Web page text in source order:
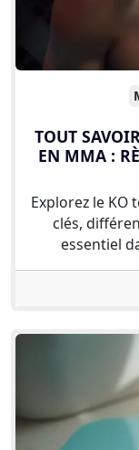
TOUT
EN MMA :
Explorez le KO
clés,
essentiel